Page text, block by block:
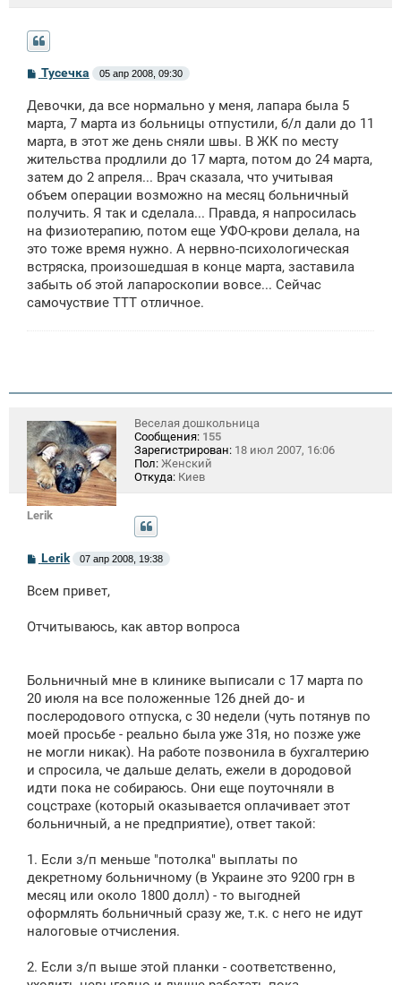
С
б
щ
н
и
Тусечка 05 апр 2008, 09:30
Девочки, да все нормально у меня, лапара была 5
марта, 7 марта из больницы отпустили, б/л дали до 11
марта, в этот же день сняли швы. В ЖК по месту
жительства продлили до 17 марта, потом до 24 марта,
затем до 2 апреля... Врач сказала, что учитывая
объем операции возможно на месяц больничный
получить. Я так и сделала... Правда, я напросилась
на физиотерапию, потом еще УФО-крови делала, на
это тоже время нужно. А нервно-психологическая
встряска, произошедшая в конце марта, заставила
забыть об этой лапароскопии вовсе... Сейчас
самочуствие ТТТ отличное.
Lerik
Веселая дошкольница
Сообщения: 155
Зарегистрирован: 18 июл 2007, 16:06
Пол: Женский
Откуда: Киев
С
б
н
Lerik 07 апр 2008, 19:38
Всем привет,
Отчитываюсь, как автор вопроса
Больничный мне в клинике выписали с 17 марта по
20 июля на все положенные 126 дней до- и
послеродового отпуска, с 30 недели (чуть потянув по
моей просьбе - реально была уже 31я, но позже уже
не могли никак). На работе позвонила в бухгалтерию
и спросила, че дальше делать, ежели в дородовой
идти пока не собираюсь. Они еще поуточняли в
соцстрахе (который оказывается оплачивает этот
больничный, а не предприятие), ответ такой:
1. Если з/п меньше "потолка" выплаты по
декретному больничному (в Украине это 9200 грн в
месяц или около 1800 долл) - то выгодней
оформлять больничный сразу же, т.к. с него не идут
налоговые отчисления.
2. Если з/п выше этой планки - соответственно,